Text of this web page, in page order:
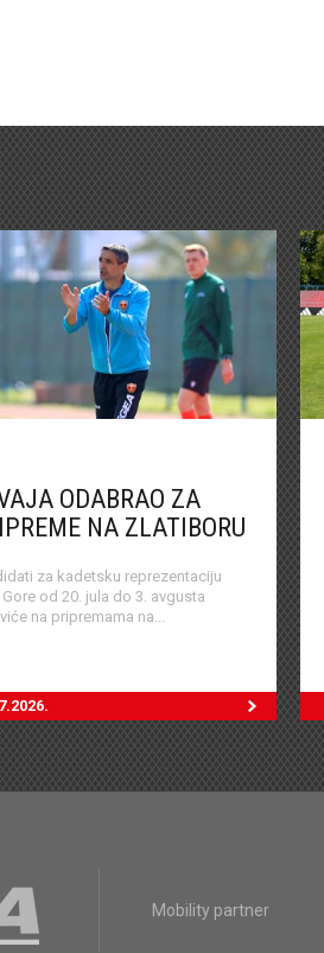
ODABRAO ZA
NA ZLATIBORU
za kadetsku reprezentaciju
Gore od 20. jula do 3. avgusta
na pripremama na...
Mobility partner